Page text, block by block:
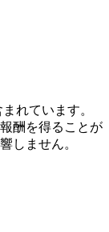
れています。
酬を得ることが
しません。